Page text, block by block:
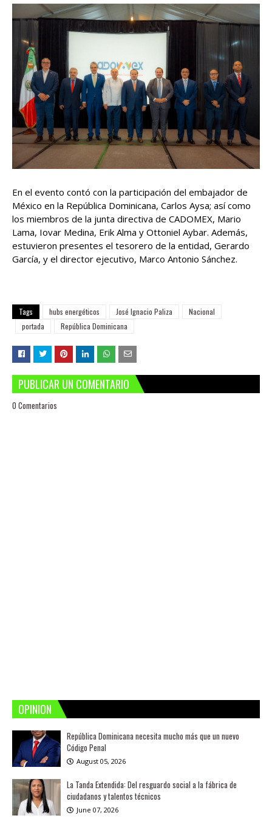
En el evento contó con la participación del embajador de
México en la República Dominicana, Carlos Aysa; así como
los miembros de la junta directiva de CADOMEX, Mario
Lama, Iovar Medina, Erik Alma y Ottoniel Aybar. Además,
estuvieron presentes el tesorero de la entidad, Gerardo
García, y el director ejecutivo, Marco Antonio Sánchez.
Tags hubs energéticos José Ignacio Paliza
Nacional
portada
República Dominicana
PUBLICAR UN COMENTARIO
0 Comentarios
OPINION
República Dominicana necesita mucho más que un nuevo
Código Penal
August 05, 2026
La Tanda Extendida: Del resguardo social a la fábrica de
ciudadanos y talentos técnicos
June 07, 2026